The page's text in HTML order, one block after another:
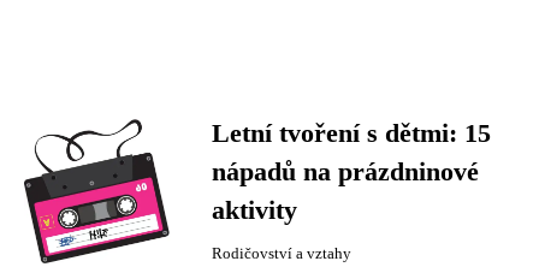
Letní tvoření s dětmi: 15
nápadů na prázdninové
aktivity
Rodičovství a vztahy